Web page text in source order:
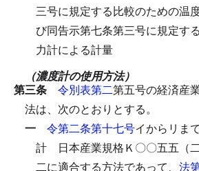
三号に規定する比較のための温
び同告示第七条第三号に規定す
力計による計量
（濃度計の使用方法）
第三条 令別表第二第五号の経済産
法は、次のとおりとする。
一 令第二条第十七号イからリま
計
日本産業規格Ｋ〇〇五五（
二に適合する方法であって、 法